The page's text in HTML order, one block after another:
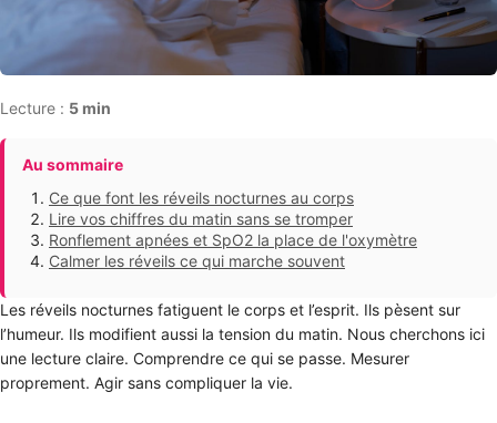
Lecture : 5 min
Au sommaire
Ce que font les réveils nocturnes au corps
Lire vos chiffres du matin sans se tromper
Ronflement apnées et SpO2 la place de l'oxymètre
Calmer les réveils ce qui marche souvent
Les réveils nocturnes fatiguent le corps et l’esprit. Ils pèsent sur
l’humeur. Ils modifient aussi la tension du matin. Nous cherchons ici
une lecture claire. Comprendre ce qui se passe. Mesurer
proprement. Agir sans compliquer la vie.